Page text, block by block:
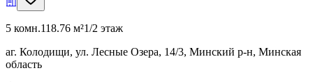
5 комн.118.76 м²1/2 этаж
аг. Колодищи, ул. Лесные Озера, 14/3, Минский р-н, Минская
область